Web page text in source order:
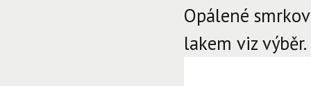
Opálené
lakem viz výběr.